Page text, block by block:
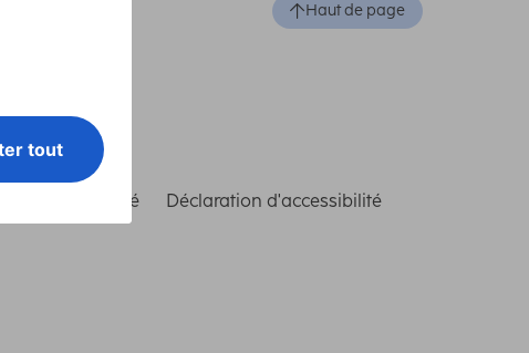
Haut de page
de conformité
Déclaration d'accessibilité